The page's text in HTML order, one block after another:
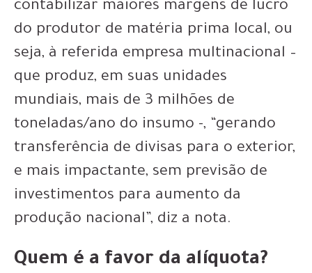
contabilizar maiores margens de lucro
do produtor de matéria prima local, ou
seja, à referida empresa multinacional –
que produz, em suas unidades
mundiais, mais de 3 milhões de
toneladas/ano do insumo -, “gerando
transferência de divisas para o exterior,
e mais impactante, sem previsão de
investimentos para aumento da
produção nacional”, diz a nota.
Quem é a favor da alíquota?